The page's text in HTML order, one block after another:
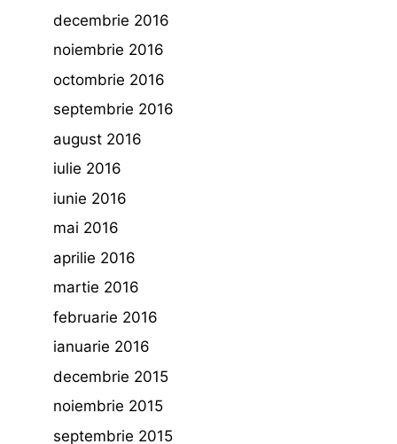
decembrie 2016
noiembrie 2016
octombrie 2016
septembrie 2016
august 2016
iulie 2016
iunie 2016
mai 2016
aprilie 2016
martie 2016
februarie 2016
ianuarie 2016
decembrie 2015
noiembrie 2015
septembrie 2015